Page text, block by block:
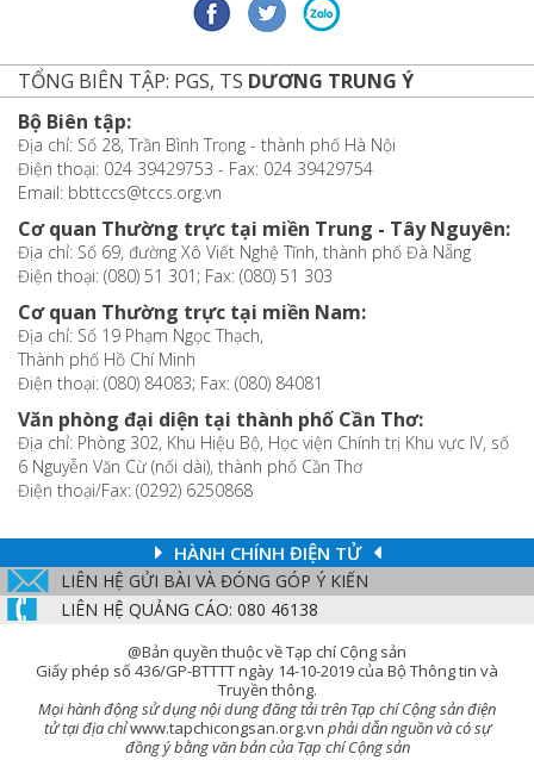
TỔNG BIÊN TẬP: PGS, TS DƯƠNG TRUNG Ý
Bộ Biên tập:
Địa chỉ: Số 28, Trần Bình Trọng - thành phố Hà Nội
Điện thoại: 024 39429753 - Fax: 024 39429754
Email: bbttccs@tccs.org.vn
Cơ quan Thường trực tại miền Trung - Tây Nguyên:
Địa chỉ: Số 69, đường Xô Viết Nghệ Tĩnh, thành phố Đà Nẵng
Điện thoại: (080) 51 301; Fax: (080) 51 303
Cơ quan Thường trực tại miền Nam:
Địa chỉ: Số 19 Phạm Ngọc Thạch,
Thành phố Hồ Chí Minh
Điện thoại: (080) 84083; Fax: (080) 84081
Văn phòng đại diện tại thành phố Cần Thơ:
Địa chỉ: Phòng 302, Khu Hiệu Bộ, Học viện Chính trị Khu vực IV, số
6 Nguyễn Văn Cừ (nối dài), thành phố Cần Thơ
Điện thoại/Fax: (0292) 6250868
HÀNH CHÍNH ĐIỆN TỬ
LIÊN HỆ GỬI BÀI VÀ ĐÓNG GÓP Ý KIẾN
LIÊN HỆ QUẢNG CÁO: 080 46138
@Bản quyền thuộc về Tạp chí Cộng sản
Giấy phép số 436/GP-BTTTT ngày 14-10-2019 của Bộ Thông tin và
Truyền thông.
Mọi hành động sử dụng nội dung đăng tải trên Tạp chí Cộng sản điện
tử tại địa chỉwww.tapchicongsan.org.vn phải dẫn nguồn và có sự
đồng ý bằng văn bản của Tạp chí Cộng sản